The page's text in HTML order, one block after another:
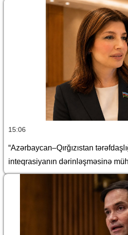
15:06
“Azərbaycan–Qırğızıstan
inteqrasiyanın dərinləşməsinə